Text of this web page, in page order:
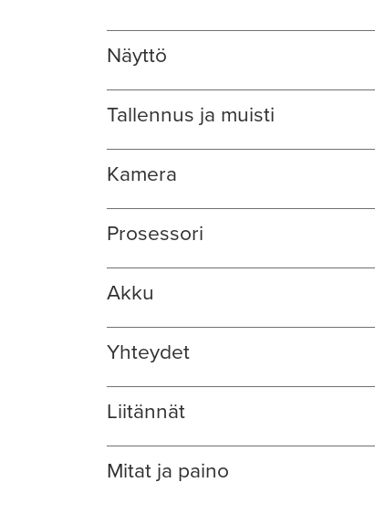
Näyttö
Tallennus ja muisti
Kamera
Prosessori
Akku
Yhteydet
Liitännät
Mitat ja paino